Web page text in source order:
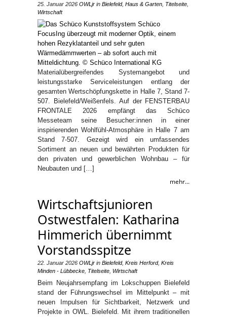
25. Januar 2026 OWLjr in Bielefeld, Haus & Garten Titelseite
Wirtschaft
Materialübergreifendes Systemangebot und
leistungsstarke Serviceleistungen entlang der
gesamten Wertschöpfungskette in Halle 7, Stand 7-
507. Bielefeld/Weißenfels. Auf der FENSTERBAU
FRONTALE 2026 empfängt das Schüco
Messeteam seine Besucher:innen in einer
inspirierenden Wohlfühl-Atmosphäre in Halle 7 am
Stand 7-507. Gezeigt wird ein umfassendes
Sortiment an neuen und bewährten Produkten für
den privaten und gewerblichen Wohnbau – für
Neubauten und […]
mehr...
Wirtschaftsjunioren
Ostwestfalen: Katharina
Himmerich übernimmt
Vorstandsspitze
22. Januar 2026 OWLjr in Bielefeld, Kreis Herford, Kreis
Minden - Lübbecke Titelseite Wirtschaft
Beim Neujahrsempfang im Lokschuppen Bielefeld
stand der Führungswechsel im Mittelpunkt – mit
neuen Impulsen für Sichtbarkeit, Netzwerk und
Projekte in OWL. Bielefeld. Mit ihrem traditionellen